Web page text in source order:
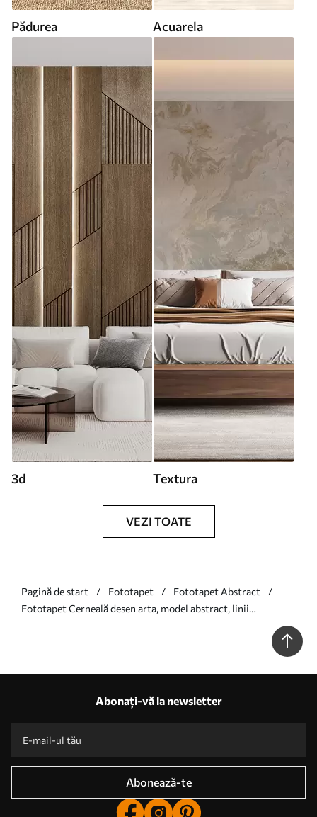
Pădurea Acuarela
3d Textura
VEZI TOATE
Pagină de start Fototapet
Fototapet Abstract
Fototapet Cerneală desen arta, model abstract, linii
Abonați-vă la newsletter
Abonează-te